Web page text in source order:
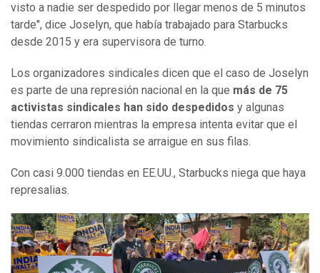
visto a nadie ser despedido por llegar menos de 5 minutos
tarde", dice Joselyn, que había trabajado para Starbucks
desde 2015 y era supervisora de turno.
Los organizadores sindicales dicen que el caso de Joselyn
es parte de una represión nacional en la que más de 75
activistas sindicales han sido despedidos y algunas
tiendas cerraron mientras la empresa intenta evitar que el
movimiento sindicalista se arraigue en sus filas.
Con casi 9.000 tiendas en EE.UU., Starbucks niega que haya
represalias.